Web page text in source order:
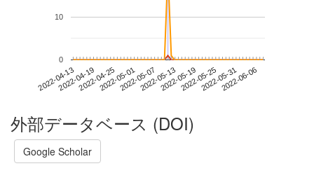
2022-04-132022-04-192022-04-252022-05-012022-05-072022-05-132022-05-192022-05-252022-05-312022-06-06
0
10
外部データベース (DOI)
Google Scholar